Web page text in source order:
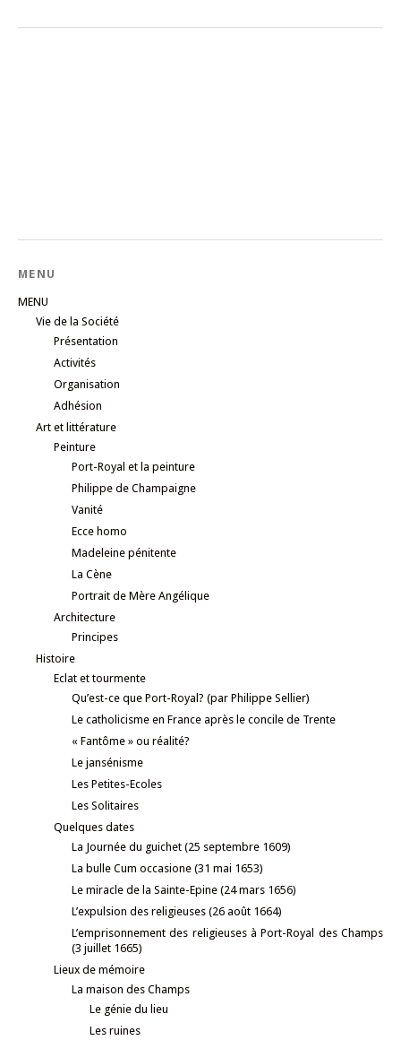
MENU
MENU
Vie de la Société
Présentation
Activités
Organisation
Adhésion
Art et littérature
Peinture
Port-Royal et la peinture
Philippe de Champaigne
Vanité
Ecce homo
Madeleine pénitente
La Cène
Portrait de Mère Angélique
Architecture
Principes
Histoire
Eclat et tourmente
Qu’est-ce que Port-Royal? (par Philippe Sellier)
Le catholicisme en France après le concile de Trente
« Fantôme » ou réalité?
Le jansénisme
Les Petites-Ecoles
Les Solitaires
Quelques dates
La Journée du guichet (25 septembre 1609)
La bulle Cum occasione (31 mai 1653)
Le miracle de la Sainte-Epine (24 mars 1656)
L’expulsion des religieuses (26 août 1664)
L’emprisonnement des religieuses à Port-Royal des Champs
(3 juillet 1665)
Lieux de mémoire
La maison des Champs
Le génie du lieu
Les ruines